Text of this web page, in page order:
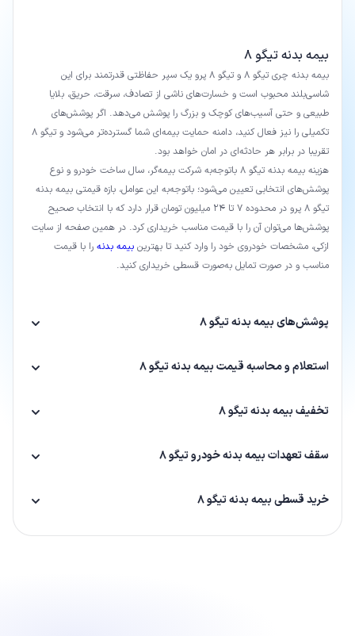
بیمه بدنه تیگو 8
بیمه بدنه چری تیگو 8 و تیگو 8 پرو یک سپر حفاظتی قدرتمند برای این
شاسی‌بلند محبوب است و خسارت‌های ناشی از تصادف، سرقت، حریق، بلایا
طبیعی و حتی آسیب‌های کوچک و بزرگ را پوشش می‌دهد. اگر پوشش‌های
تکمیلی را نیز فعال کنید، دامنه حمایت بیمه‌ای شما گسترده‌تر می‌شود و تیگو 8
تقریبا در برابر هر حادثه‌ای در امان خواهد بود.
هزینه بیمه بدنه تیگو 8 باتوجه‌به شرکت بیمه‌گر، سال ساخت خودرو و نوع
پوشش‌های انتخابی تعیین می‌شود؛ باتوجه‌به این عوامل، بازه قیمتی بیمه بدنه
تیگو 8 پرو در محدوده 7 تا 24 میلیون تومان قرار دارد که با انتخاب صحیح
پوشش‌ها می‌توان آن را با قیمت مناسب خریداری کرد. در همین صفحه از سایت
ازکی، مشخصات خودروی خود را وارد کنید تا بهترین بیمه بدنه را با قیمت
مناسب و در صورت تمایل به‌صورت قسطی خریداری کنید.
پوشش‌های بیمه بدنه تیگو 8
استعلام و محاسبه قیمت بیمه بدنه تیگو 8
تخفیف بیمه بدنه تیگو 8
سقف تعهدات بیمه بدنه خودرو تیگو 8
خرید قسطی بیمه بدنه تیگو 8